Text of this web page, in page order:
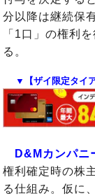
分以降は継続保
「1口」の権利
る。
▼【ザイ限定タイ
D&Mカンパニ
権利確定時の株
る仕組み。仮に、